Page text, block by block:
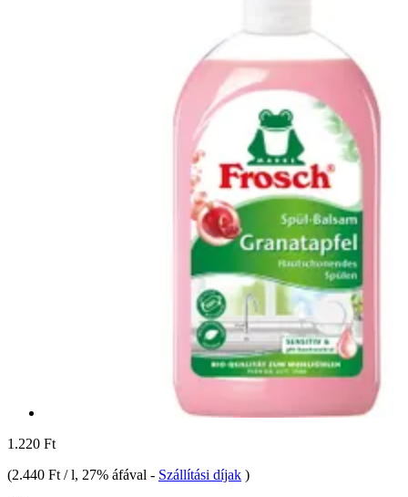
1.220 Ft
(2.440 Ft / l, 27% áfával - Szállítási díjak )